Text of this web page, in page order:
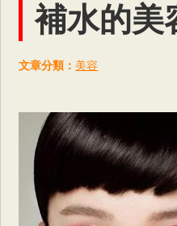
補水的美
文章分類： 美容